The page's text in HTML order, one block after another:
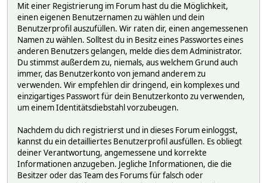
Mit einer Registrierung im Forum hast du die Möglichkeit,
einen eigenen Benutzernamen zu wählen und dein
Benutzerprofil auszufüllen. Wir raten dir, einen angemessenen
Namen zu wählen. Solltest du in Besitz eines Passwortes eines
anderen Benutzers gelangen, melde dies dem Administrator.
Du stimmst außerdem zu, niemals, aus welchem Grund auch
immer, das Benutzerkonto von jemand anderem zu
verwenden. Wir empfehlen dir dringend, ein komplexes und
einzigartiges Passwort für dein Benutzerkonto zu verwenden,
um einem Identitätsdiebstahl vorzubeugen.
Nachdem du dich registrierst und in dieses Forum einloggst,
kannst du ein detailliertes Benutzerprofil ausfüllen. Es obliegt
deiner Verantwortung, angemessene und korrekte
Informationen anzugeben. Jegliche Informationen, die die
Besitzer oder das Team des Forums für falsch oder